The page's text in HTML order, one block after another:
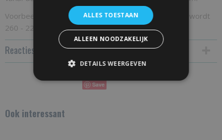
Voorbeeld: plafond hoogte is 260 cm, uw deurhoogte wordt
260 - 22cm = 238 cm
Reacties
Save
Ook interessant
ALLES TOESTAAN
ALLEEN NOODZAKELIJK
DETAILS WEERGEVEN